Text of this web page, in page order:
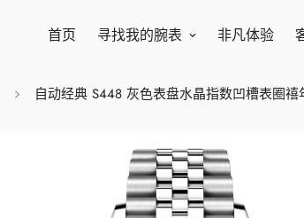
首页 寻找我的腕表 非凡体验
自动经典 S448 灰色表盘水晶指数凹槽表圈禧